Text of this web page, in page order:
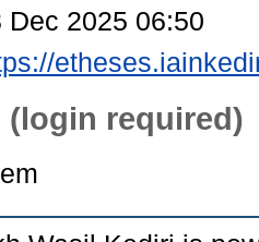
Dec 2025 06:50
required)